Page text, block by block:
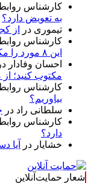
کارشناس
به تعویض دارد؟
تیموری در
از
کارشناس
این ۸ مورد را مکتوب کنید؛ از متراژ پرت تا ضمانت نصب
احسان وفادار در
مکتوب کنید؛
کارشناس
بیاوریم؟
سلطانی راد در
کارشناس
دارد؟
خشایار در آیا
شعار حمایت‌آنلاین